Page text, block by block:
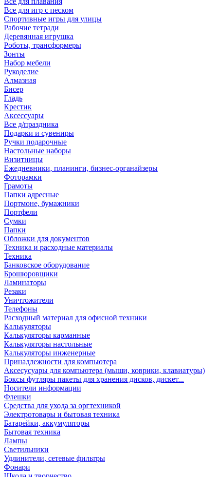
Все для игр с песком
Спортивные игры для улицы
Рабочие тетради
Деревянная игрушка
Роботы, трансформеры
Зонты
Набор мебели
Рукоделие
Алмазная
Бисер
Гладь
Крестик
Аксессуары
Все д/праздника
Подарки и сувениры
Ручки подарочные
Настольные наборы
Визитницы
Ежедневники, планинги, бизнес-органайзеры
Фоторамки
Грамоты
Папки адресные
Портмоне, бумажники
Портфели
Сумки
Папки
Обложки для документов
Техника и расходные материалы
Техника
Банковское оборудование
Брошюровщики
Ламинаторы
Резаки
Уничтожители
Телефоны
Расходный материал для офисной техники
Калькуляторы
Калькуляторы карманные
Калькуляторы настольные
Калькуляторы инженерные
Принадлежности для компьютера
Аксесусуары для компьютера (мыши, коврики, клавиатуры)
Боксы футляры пакеты для хранения дисков, дискет...
Носители информации
Флешки
Средства для ухода за оргтехникой
Электротовары и бытовая техника
Батарейки, аккумуляторы
Бытовая техника
Лампы
Светильники
Удлинители, сетевые фильтры
Фонари